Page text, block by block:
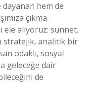
hem de
çıkma
ele alıyoruz: sünnet.
stratejik, analitik bir
odaklı, sosyal
geleceğe dair
de